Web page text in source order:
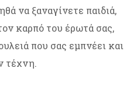
να ξαναγίνετε παιδιά,
καρπό του έρωτά σας,
που σας εμπνέει και
τέχνη.